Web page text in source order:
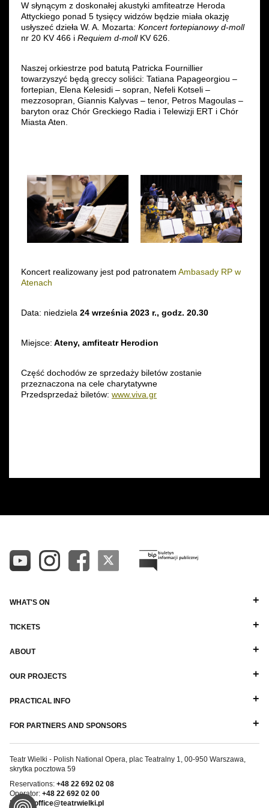
W słynącym z doskonałej akustyki amfiteatrze Heroda
Attyckiego ponad 5 tysięcy widzów będzie miała okazję
usłyszeć dzieła W. A. Mozarta: Koncert fortepianowy d-moll
nr 20 KV 466 i Requiem d-mollKV 626.
Naszej orkiestrze pod batutą Patricka Fournillier
towarzyszyć będą greccy soliści: Tatiana Papageorgiou –
fortepian, Elena Kelesidi – sopran, Nefeli Kotseli –
mezzosopran, Giannis Kalyvas – tenor, Petros Magoulas –
baryton oraz Chór Greckiego Radia i Telewizji ERT i Chór
Miasta Aten.
Koncert realizowany jest pod patronatem Ambasady RP w
Atenach
Data: niedziela 24 września 2023 r., godz. 20.30
Miejsce: Ateny, amfiteatr Herodion
Część dochodów ze sprzedaży biletów zostanie
przeznaczona na cele charytatywne
Przedsprzedaż biletów: www.viva.gr
WHAT'S ON
TICKETS
ABOUT
OUR PROJECTS
PRACTICAL INFO
FOR PARTNERS AND SPONSORS
Teatr Wielki - Polish National Opera, plac Teatralny 1, 00-950 Warszawa,
skrytka pocztowa 59
Reservations: +48 22 692 02 08
Operator: +48 22 692 02 00
E-mail: office@teatrwielki.pl